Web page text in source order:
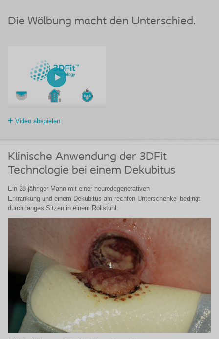
Die Wölbung macht den Unterschied.
Video abspielen
Klinische Anwendung der 3DFit
Technologie bei einem Dekubitus
Ein 28-jähriger Mann mit einer neurodegenerativen
Erkrankung und einem Dekubitus am rechten Unterschenkel bedingt
durch langes Sitzen in einem Rollstuhl.